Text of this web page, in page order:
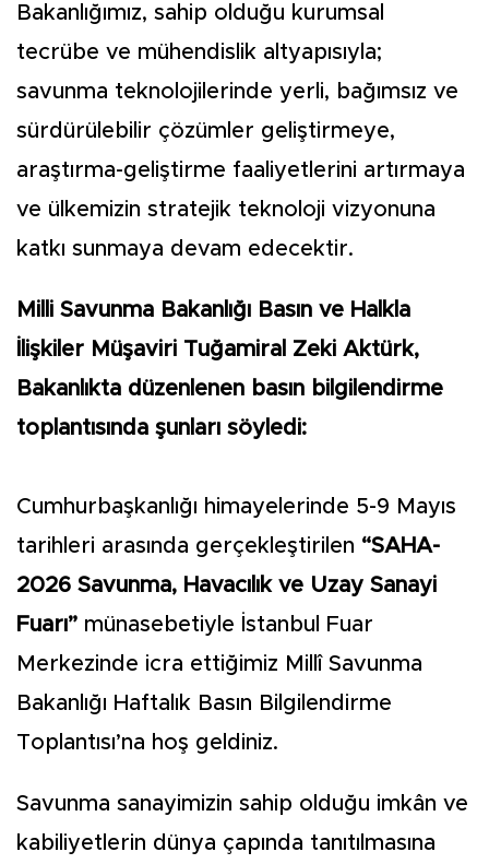
Bakanlığımız, sahip olduğu kurumsal
tecrübe ve mühendislik altyapısıyla;
savunma teknolojilerinde yerli, bağımsız ve
sürdürülebilir çözümler geliştirmeye,
araştırma-geliştirme faaliyetlerini artırmaya
ve ülkemizin stratejik teknoloji vizyonuna
katkı sunmaya devam edecektir.
Milli Savunma Bakanlığı Basın ve Halkla
İlişkiler Müşaviri Tuğamiral Zeki Aktürk,
Bakanlıkta düzenlenen basın bilgilendirme
toplantısında şunları söyledi:
Cumhurbaşkanlığı himayelerinde 5-9 Mayıs
tarihleri arasında gerçekleştirilen “SAHA-
2026 Savunma, Havacılık ve Uzay Sanayi
Fuarı” münasebetiyle İstanbul Fuar
Merkezinde icra ettiğimiz Millî Savunma
Bakanlığı Haftalık Basın Bilgilendirme
Toplantısı’na hoş geldiniz.
Savunma sanayimizin sahip olduğu imkân ve
kabiliyetlerin dünya çapında tanıtılmasına